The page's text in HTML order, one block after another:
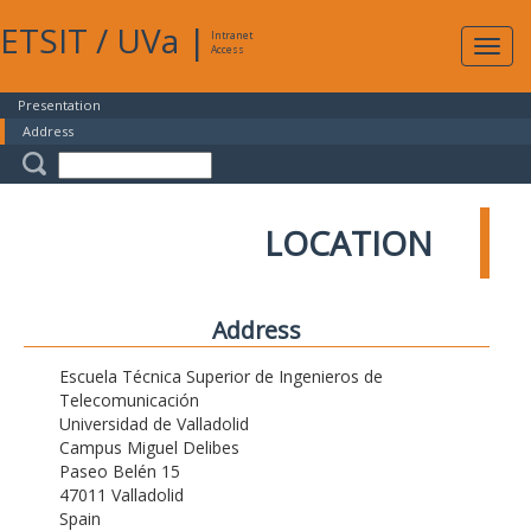
ETSIT / UVa |
Intranet
Access
Presentation
Address
LOCATION
Address
Escuela Técnica Superior de Ingenieros de
Telecomunicación
Universidad de Valladolid
Campus Miguel Delibes
Paseo Belén 15
47011 Valladolid
Spain